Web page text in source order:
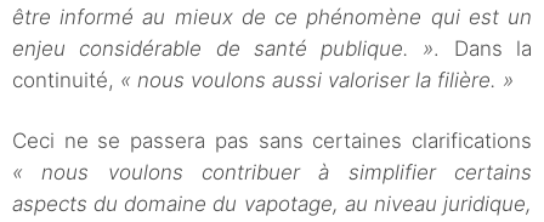
être informé au mieux de ce phénomène qui est un
enjeu considérable de santé publique. ». Dans la
continuité, « nous voulons aussi valoriser la filière. »
Ceci ne se passera pas sans certaines clarifications
« nous voulons contribuer à simplifier certains
aspects du domaine du vapotage, au niveau juridique,